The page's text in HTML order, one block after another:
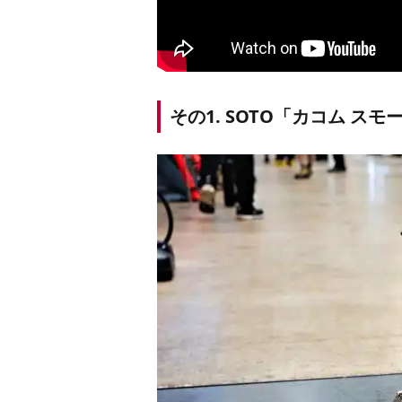
その1. SOTO「カコム スモ